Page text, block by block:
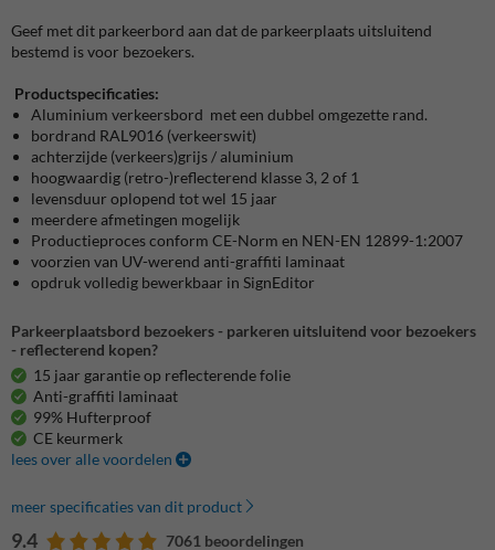
Geef met dit parkeerbord aan dat de parkeerplaats uitsluitend
bestemd is voor bezoekers.
Productspecificaties:
Aluminium verkeersbord met een dubbel omgezette rand.
bordrand RAL9016 (verkeerswit)
achterzijde (verkeers)grijs / aluminium
hoogwaardig (retro-)reflecterend klasse 3, 2 of 1
levensduur oplopend tot wel 15 jaar
meerdere afmetingen mogelijk
Productieproces conform CE-Norm en NEN-EN 12899-1:2007
voorzien van UV-werend anti-graffiti laminaat
opdruk volledig bewerkbaar in SignEditor
Parkeerplaatsbord bezoekers - parkeren uitsluitend voor bezoekers
- reflecterend kopen?
15 jaar garantie op reflecterende folie
Anti-graffiti laminaat
99% Hufterproof
CE keurmerk
lees over alle voordelen
meer specificaties van dit product
9.4 7061 beoordelingen